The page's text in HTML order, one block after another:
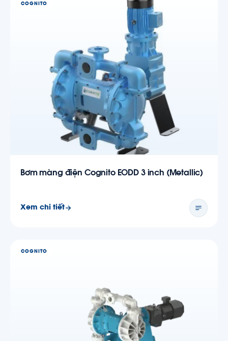
COGNITO
Bơm màng điện Cognito EODD 3 inch (Metallic)
Xem chi tiết
COGNITO